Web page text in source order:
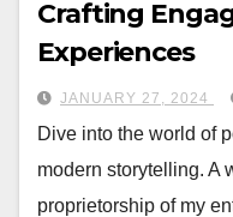
Crafting
Experiences
JANUARY 27, 2024
Dive into the world of
modern storytelling. A
proprietorship of my